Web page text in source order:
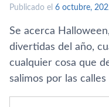
Publicado el 6 octubre,
Se acerca
divertidas del año,
cualquier cosa que
salimos por las